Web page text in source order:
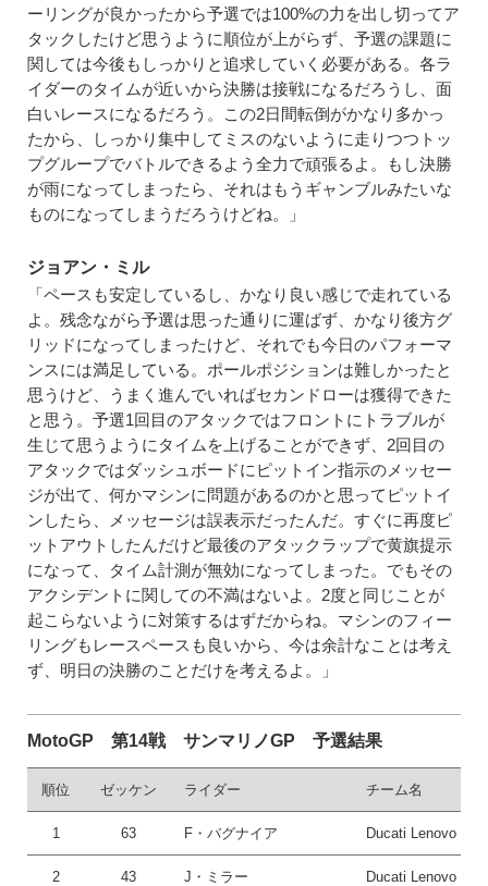
ーリングが良かったから予選では100%の力を出し切ってア
タックしたけど思うように順位が上がらず、予選の課題に
関しては今後もしっかりと追求していく必要がある。各ラ
イダーのタイムが近いから決勝は接戦になるだろうし、面
白いレースになるだろう。この2日間転倒がかなり多かっ
たから、しっかり集中してミスのないように走りつつトッ
プグループでバトルできるよう全力で頑張るよ。もし決勝
が雨になってしまったら、それはもうギャンブルみたいな
ものになってしまうだろうけどね。」
ジョアン・ミル
「ペースも安定しているし、かなり良い感じで走れている
よ。残念ながら予選は思った通りに運ばず、かなり後方グ
リッドになってしまったけど、それでも今日のパフォーマ
ンスには満足している。ポールポジションは難しかったと
思うけど、うまく進んでいればセカンドローは獲得できた
と思う。予選1回目のアタックではフロントにトラブルが
生じて思うようにタイムを上げることができず、2回目の
アタックではダッシュボードにピットイン指示のメッセー
ジが出て、何かマシンに問題があるのかと思ってピットイ
ンしたら、メッセージは誤表示だったんだ。すぐに再度ピ
ットアウトしたんだけど最後のアタックラップで黄旗提示
になって、タイム計測が無効になってしまった。でもその
アクシデントに関しての不満はないよ。2度と同じことが
起こらないように対策するはずだからね。マシンのフィー
リングもレースペースも良いから、今は余計なことは考え
ず、明日の決勝のことだけを考えるよ。」
MotoGP 第14戦 サンマリノGP 予選結果
順位 ゼッケン ライダー チーム名
1 63 F・バグナイア Ducati Lenovo
2 43 J・ミラー Ducati Lenovo